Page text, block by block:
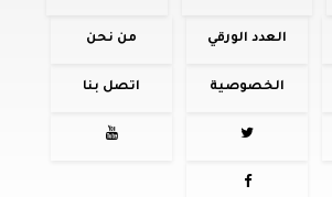
العدد الورقي من نحن
الخصوصية اتصل بنا


